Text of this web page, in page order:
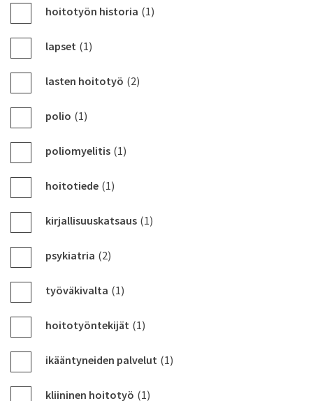
hoitotyön historia (1)
lapset (1)
lasten hoitotyö (2)
polio (1)
poliomyelitis (1)
hoitotiede (1)
kirjallisuuskatsaus (1)
psykiatria (2)
työväkivalta (1)
hoitotyöntekijät (1)
ikääntyneiden palvelut (1)
kliininen hoitotyö (1)